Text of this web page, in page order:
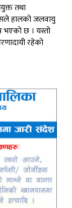
तथा
हालको जलवायु
भएको छ । यस्तो
रहेको